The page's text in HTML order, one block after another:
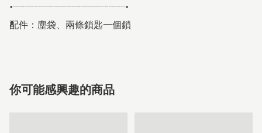
•┈┈┈┈┈┈┈┈┈┈┈┈•
配件：塵袋、兩條鎖匙一個鎖
你可能感興趣的商品